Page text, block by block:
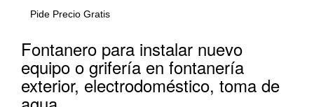
Pide Precio Gratis
Fontanero para instalar nuevo
equipo o grifería en fontanería
exterior, electrodoméstico, toma de